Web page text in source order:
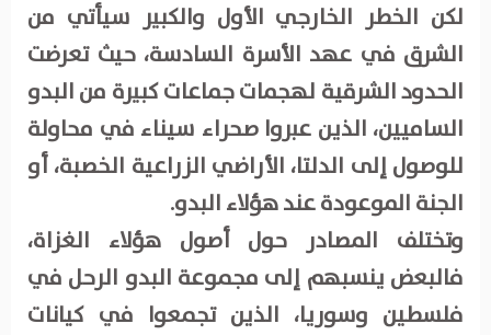
لكن الخطر الخارجي الأول والكبير سيأتي من
الشرق في عهد الأسرة السادسة، حيث تعرضت
الحدود الشرقية لهجمات جماعات كبيرة من البدو
الساميين، الذين عبروا صحراء سيناء في محاولة
للوصول إلى الدلتا، الأراضي الزراعية الخصبة، أو
الجنة الموعودة عند هؤلاء البدو.
وتختلف المصادر حول أصول هؤلاء الغزاة،
فالبعض ينسبهم إلى مجموعة البدو الرحل في
فلسطين وسوريا، الذين تجمعوا في كيانات